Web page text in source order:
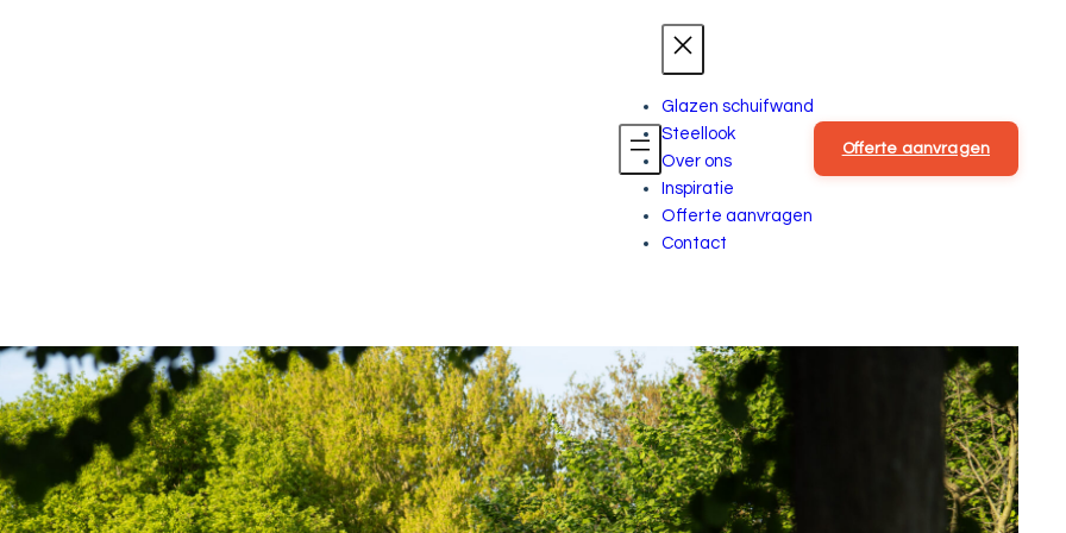
Glazen schuifwand
Steellook
Over ons
Inspiratie
Offerte aanvragen
Contact
Offerte aanvragen